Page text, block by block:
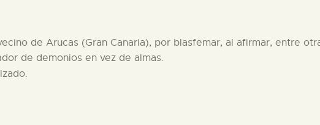
de Arucas (Gran Canaria), por blasfemar, al afirmar, entre
de demonios en vez de almas.